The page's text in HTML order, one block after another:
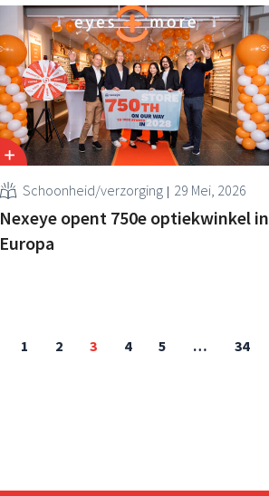
Schoonheid/verzorging 29 Mei, 2026
Nexeye opent 750e optiekwinkel in
Europa
1 2 3 4 5 … 34